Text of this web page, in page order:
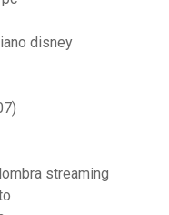
disney
streaming